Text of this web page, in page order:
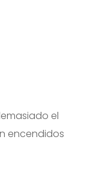
el
encendidos